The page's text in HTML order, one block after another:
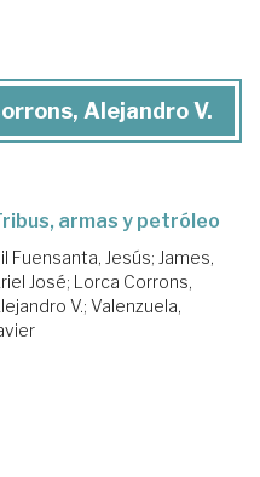
Alejandro V.
armas y petróleo
Fuensanta, Jesús; James,
José; Lorca Corrons,
V.; Valenzuela,